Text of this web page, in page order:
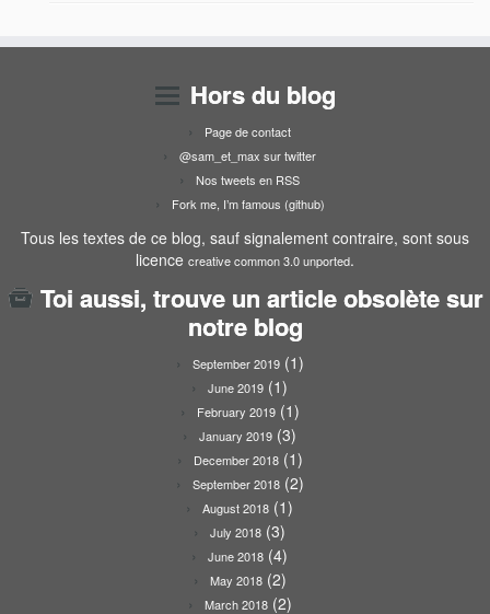
Hors du blog
Page de contact
@sam_et_max sur twitter
Nos tweets en RSS
Fork me, I’m famous (github)
Tous les textes de ce blog, sauf signalement contraire, sont sous
licence creative common 3.0 unported.
Toi aussi, trouve un article obsolète sur
notre blog
September 2019(1)
June 2019 (1)
February 2019(1)
January 2019 (3)
December 2018(1)
September 2018(2)
August 2018 (1)
July 2018 (3)
June 2018 (4)
May 2018(2)
March 2018(2)